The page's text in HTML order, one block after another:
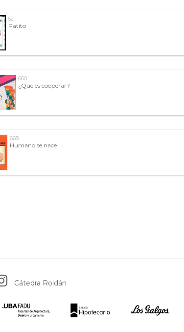
521
Patito
660
¿Qué es cooperar?
668
Humano se nace
Cátedra Roldán